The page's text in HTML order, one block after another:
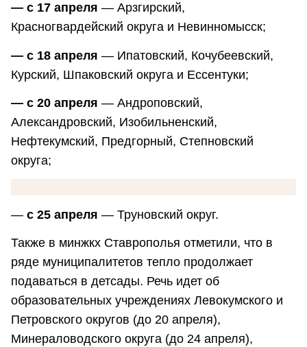
— с 17 апреля — Арзгирский,
Красногвардейский округа и Невинномысск;
— с 18 апреля — Ипатовский, Кочубеевский,
Курский, Шпаковский округа и Ессентуки;
— с 20 апреля — Андроповский,
Александровский, Изобильненский,
Нефтекумский, Предгорный, Степновский
округа;
— с 25 апреля — Труновский округ.
Также в минжкх Ставрополья отметили, что в
ряде муниципалитетов тепло продолжает
подаваться в детсады. Речь идет об
образовательных учреждениях Левокумского и
Петровского округов (до 20 апреля),
Минераловодского округа (до 24 апреля),